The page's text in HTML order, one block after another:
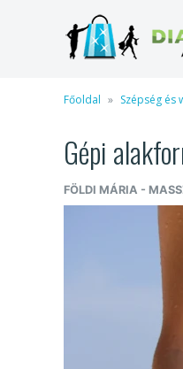
Főoldal Szépség és
Gépi
FÖLDI MÁRIA -